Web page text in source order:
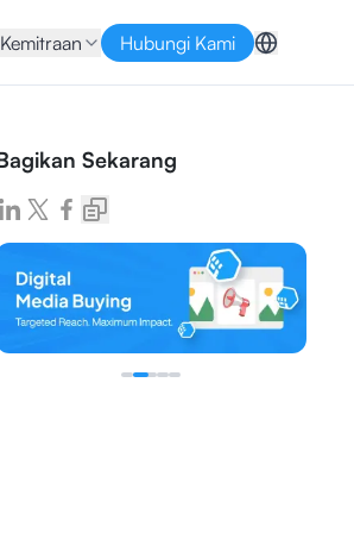
Kemitraan Hubungi Kami
Sekarang